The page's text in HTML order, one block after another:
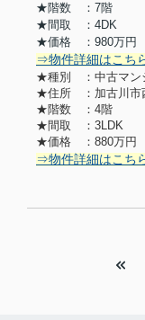
★階数 ：7階
★間取 ：4DK
★価格 ：980万円
⇒物件詳細はこち
★種別 ：中古マン
★住所 ：加古川市
★階数 ：4階
★間取 ：3LDK
★価格 ：880万円
⇒物件詳細はこち